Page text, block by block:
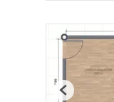
Previous